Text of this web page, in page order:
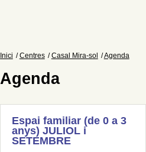
Inici Centres Casal Mira-sol Agenda
Agenda
Espai familiar (de 0 a 3
anys) JULIOL i
SETEMBRE